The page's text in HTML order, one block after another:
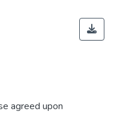
agreed upon